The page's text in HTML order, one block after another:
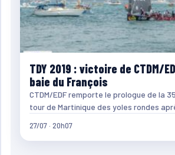
TDY 2019 : victoire de CTDM/
baie du François
CTDM/EDF remporte le prologue de la
tour de Martinique des yoles rondes
27/07 · 20h07